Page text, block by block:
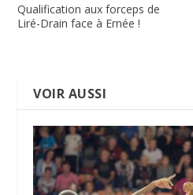
Qualification aux forceps de
Liré-Drain face à Ernée !
VOIR AUSSI